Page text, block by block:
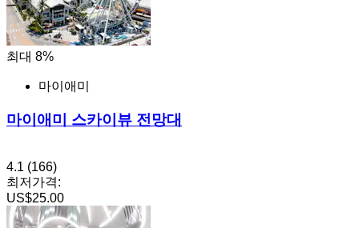
최대 8%
마이애미
마이애미 스카이뷰 전망대
4.1 (166)
최저가격:
US$25.00